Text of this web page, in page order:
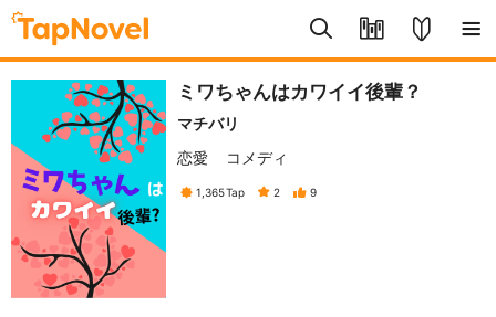
ミワちゃんはカワイイ後輩？
マチバリ
恋愛
コメディ
1,365Tap 2 9